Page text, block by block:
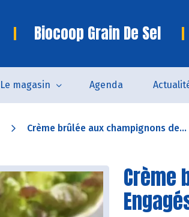
Biocoop Grain De Sel
Le magasin Agenda
Crème brûlée aux champignons de...
Crème